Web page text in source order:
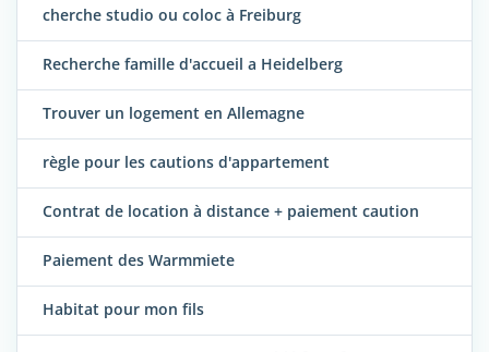
cherche studio ou coloc à Freiburg
Recherche famille d'accueil a Heidelberg
Trouver un logement en Allemagne
règle pour les cautions d'appartement
Contrat de location à distance + paiement caution
Paiement des Warmmiete
Habitat pour mon fils